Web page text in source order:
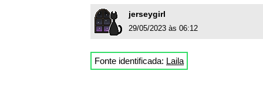
jerseygirl
29/05/2023 às 06:12
Fonte identificada: Laila